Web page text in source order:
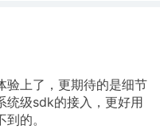
验上了，更期待的是细节
统级sdk的接入，更好用
的。